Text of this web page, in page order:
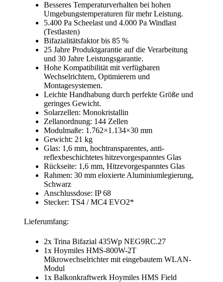
Besseres Temperaturverhalten bei hohen
Umgebungstemperaturen für mehr Leistung.
5.400 Pa Scheelast und 4.000 Pa Windlast
(Testlasten)
Bifazialitätsfaktor bis 85 %
25 Jahre Produktgarantie auf die Verarbeitung
und 30 Jahre Leistungsgarantie.
Hohe Kompatibilität mit verfügbaren
Wechselrichtern, Optimierern und
Montagesystemen.
Leichte Handhabung durch perfekte Größe und
geringes Gewicht.
Solarzellen: Monokristallin
Zellanordnung: 144 Zellen
Modulmaße: 1.762×1.134×30 mm
Gewicht: 21 kg
Glas: 1,6 mm, hochtransparentes, anti-
reflexbeschichtetes hitzevorgespanntes Glas
Rückseite: 1,6 mm, Hitzevorgespanntes Glas
Rahmen: 30 mm eloxierte Aluminiumlegierung,
Schwarz
Anschlussdose: IP 68
Stecker: TS4 / MC4 EVO2*
Lieferumfang:
2x Trina Bifazial 435Wp NEG9RC.27
1x Hoymiles HMS-800W-2T
Mikrowechselrichter mit eingebautem WLAN-
Modul
1x Balkonkraftwerk Hoymiles HMS Field